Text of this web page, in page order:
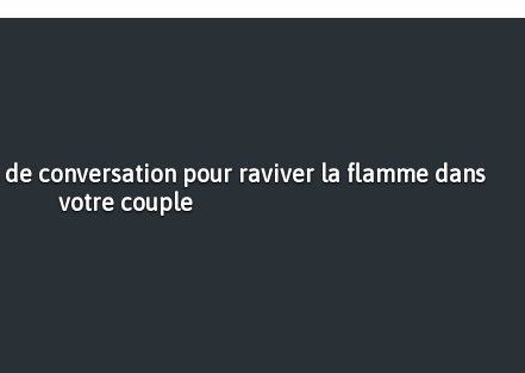
de conversation pour raviver la flamme dans
votre couple